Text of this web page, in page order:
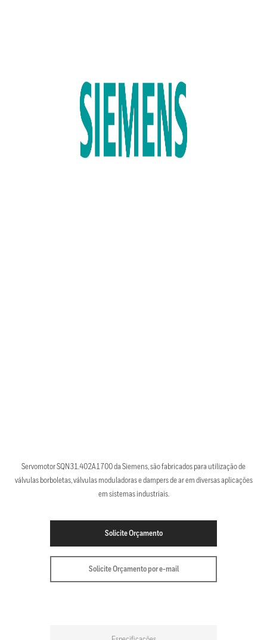
Servomotor SQN31.402A1700 da Siemens, são fabricados para utilização de
válvulas borboletas, válvulas moduladoras e dampers de ar em diversas aplicações
em sistemas industriais.
Solicite Orçamento
Solicite Orçamento por e-mail